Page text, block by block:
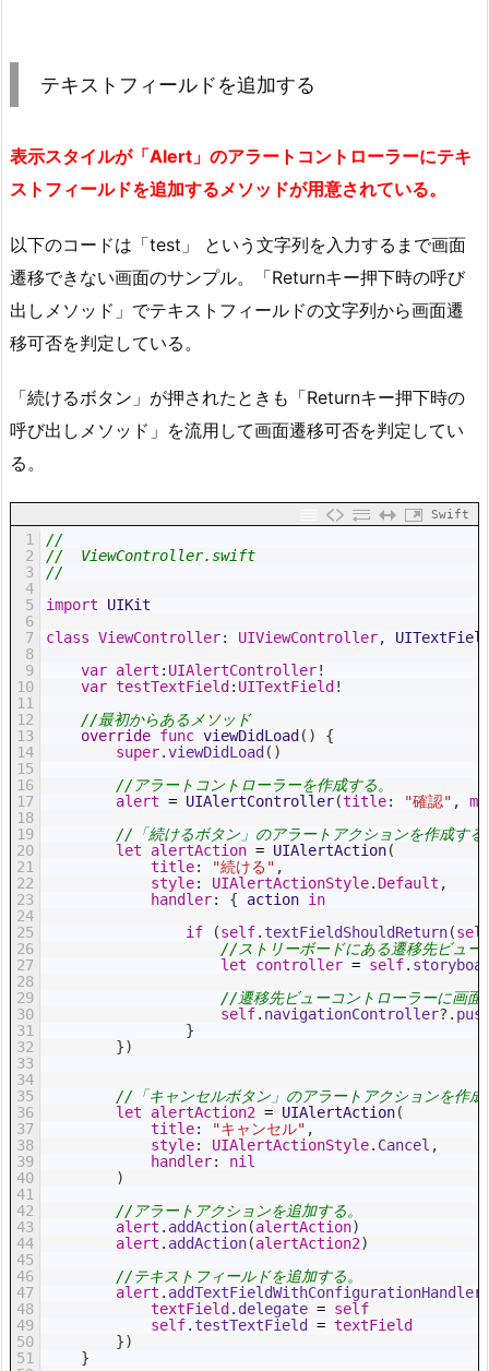
テキストフィールドを追加する
表示スタイルが「Alert」のアラートコントローラーにテキ
ストフィールドを追加するメソッドが用意されている。
以下のコードは「test」 という文字列を入力するまで画面
遷移できない画面のサンプル。「Returnキー押下時の呼び
出しメソッド」でテキストフィールドの文字列から画面遷
移可否を判定している。
「続けるボタン」が押されたときも「Returnキー押下時の
呼び出しメソッド」を流用して画面遷移可否を判定してい
る。
Swift
1
2
3
4
5
6
7
8
9
10
11
12
13
14
15
16
17
18
19
20
21
22
23
24
25
26
27
28
29
30
31
32
33
34
35
36
37
38
39
40
41
42
43
44
45
46
47
48
49
50
51
//
//  ViewController.swift
//
import
UIKit
class ViewController: UIViewController,
var alert : UIAlertController!
var testTextField : UITextField !
//最初からあるメソッド
override func viewDidLoad ( )
{
super.viewDidLoad ( )
//アラートコントローラーを作成する。
alert = UIAlertController(title: "確認" ,
//「続けるボタン」のアラートアクションを作成する
let
alertAction = UIAlertAction(
title: "続ける" ,
style: UIAlertActionStyle. Default ,
handler: { action in
if
(self.textFieldShouldReturn(
//ストリーボードにある遷移先ビュー
let
controller = self.
//遷移先ビューコントローラーに画面
self. navigationController? .
}
})
//「キャンセルボタン」のアラートアクションを作成
let
alertAction2 = UIAlertAction(
title: "キャンセル" ,
style: UIAlertActionStyle. Cancel ,
handler:
nil
)
//アラートアクションを追加する。
alert . addAction(alertAction)
alert . addAction(alertAction2)
//テキストフィールドを追加する。
alert . addTextFieldWithConfigurationHandler
textField . delegate = self
self.testTextField = textField
})
}